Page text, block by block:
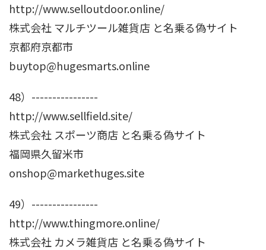
http://www.selloutdoor.online/
株式会社 マルチツール雑貨店 と名乗る偽サイト
京都府京都市
buytop@hugesmarts.online
48）----------------
http://www.sellfield.site/
株式会社 スポーツ商店 と名乗る偽サイト
福岡県久留米市
onshop@markethuges.site
49）----------------
http://www.thingmore.online/
株式会社 カメラ雑貨店 と名乗る偽サイト